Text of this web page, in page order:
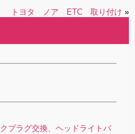
トヨタ ノア ETC 取り付け »
ラグ交換、ヘッドライトバ